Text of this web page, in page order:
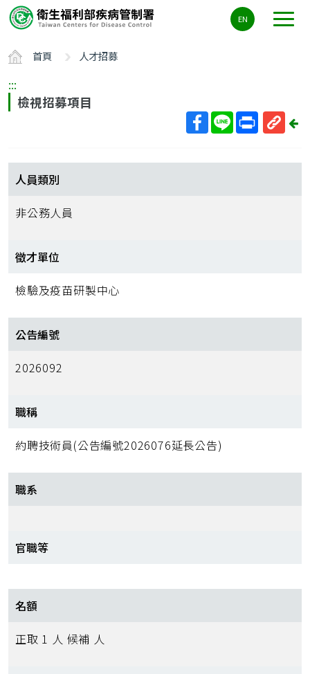
要
容
ALT+C
EN
首頁 人才招募
:::
檢視招募項目
回
人員類別
非公務人員
徵才單位
檢驗及疫苗研製中心
公告編號
2026092
職稱
約聘技術員(公告編號2026076延長公告)
職系
官職等
名額
正取 1 人 候補 人